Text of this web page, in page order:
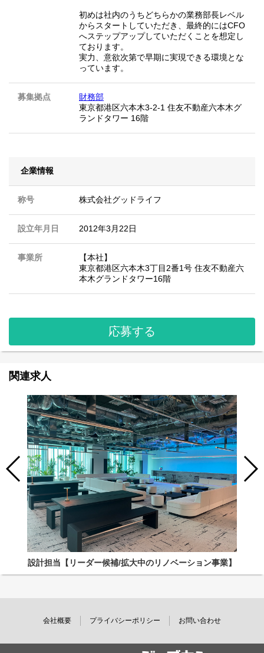
初めは社内のうちどちらかの業務部長レベル
からスタートしていただき、最終的にはCFO
へステップアップしていただくことを想定し
ております。
実力、意欲次第で早期に実現できる環境とな
っています。
募集拠点
財務部
東京都港区六本木3-2-1 住友不動産六本木グ
ランドタワー 16階
企業情報
称号 株式会社グッドライフ
設立年月日 2012年3月22日
事業所
【本社】
東京都港区六本木3丁目2番1号 住友不動産六
本木グランドタワー16階
応募する
関連求人
設計担当【リーダー候補/拡大中のリノベーション事業】
会社概要 プライバシーポリシー お問い合わせ